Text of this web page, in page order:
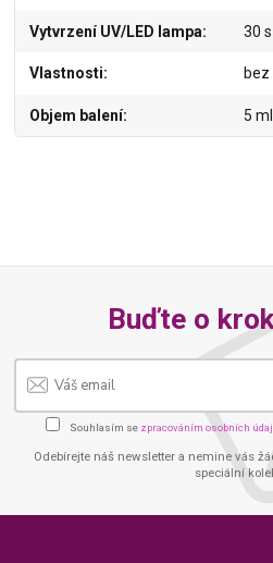
Vytvrzení UV/LED lampa 30 s
Vlastnosti bez
Objem balení 5 ml
Buďte o
Souhlasím se zpracováním osobních
Odebírejte náš newsletter a nemine vás
speciální